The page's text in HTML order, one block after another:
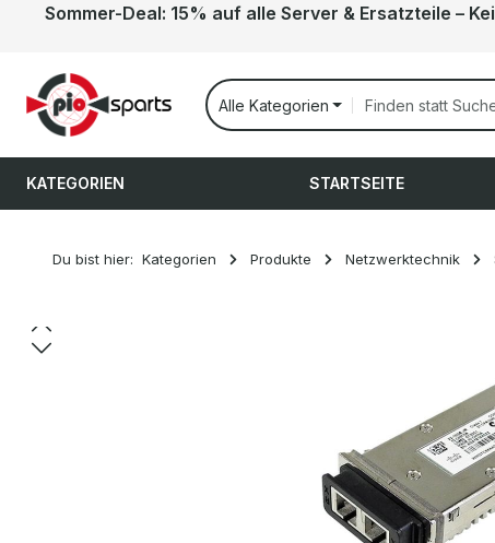
Hauptinhalt springen
Zur Suche springen
Zur Hauptnavigation springen
Sommer-Deal: 15% auf alle Server & Ersatzteile –
Alle Kategorien
KATEGORIEN STARTSEITE
Du bist hier: Kategorien Produkte Netzwerktechnik
Bildergalerie überspringen